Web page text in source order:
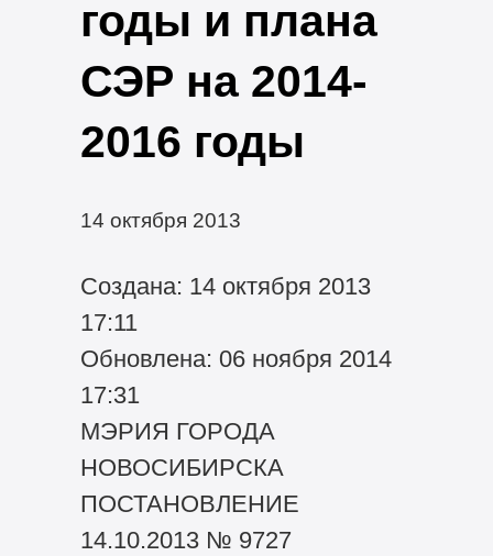
годы и плана
СЭР на 2014-
2016 годы
14 октября 2013
Создана: 14 октября 2013
17:11
Обновлена: 06 ноября 2014
17:31
МЭРИЯ ГОРОДА
НОВОСИБИРСКА
ПОСТАНОВЛЕНИЕ
14.10.2013 № 9727